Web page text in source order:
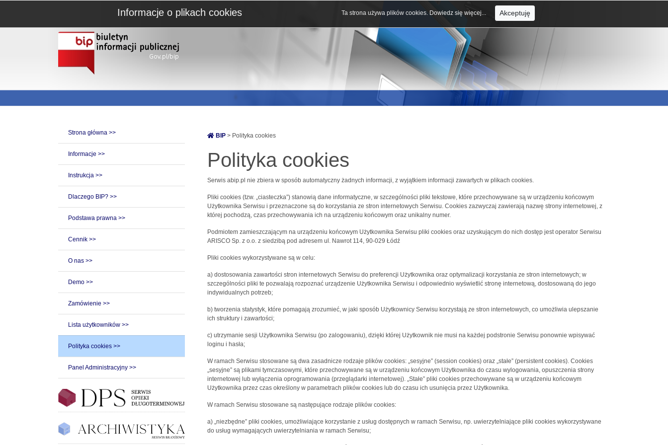
Strona główna >>
Informacje >>
Instrukcja >>
Dlaczego BIP? >>
Podstawa prawna >>
Cennik >>
O nas >>
Demo >>
Zamówienie >>
Lista użytkowników >>
Polityka cookies >>
Panel Administracyjny >>
BIP > Polityka cookies
Polityka cookies
Serwis abip.pl nie zbiera w sposób automatyczny żadnych informacji, z wyjątkiem informacji zawartych w plikach cookies.
Pliki cookies (tzw. „ciasteczka”) stanowią dane informatyczne, w szczególności pliki tekstowe, które przechowywane są w urządzeniu końcowym
Użytkownika Serwisu i przeznaczone są do korzystania ze stron internetowych Serwisu. Cookies zazwyczaj zawierają nazwę strony internetowej, z
której pochodzą, czas przechowywania ich na urządzeniu końcowym oraz unikalny numer.
Podmiotem zamieszczającym na urządzeniu końcowym Użytkownika Serwisu pliki cookies oraz uzyskującym do nich dostęp jest operator Serwisu
ARISCO Sp. z o.o. z siedzibą pod adresem ul. Nawrot 114, 90-029 Łódź
Pliki cookies wykorzystywane są w celu:
a) dostosowania zawartości stron internetowych Serwisu do preferencji Użytkownika oraz optymalizacji korzystania ze stron internetowych; w
szczególności pliki te pozwalają rozpoznać urządzenie Użytkownika Serwisu i odpowiednio wyświetlić stronę internetową, dostosowaną do jego
indywidualnych potrzeb;
b) tworzenia statystyk, które pomagają zrozumieć, w jaki sposób Użytkownicy Serwisu korzystają ze stron internetowych, co umożliwia ulepszanie
ich struktury i zawartości;
c) utrzymanie sesji Użytkownika Serwisu (po zalogowaniu), dzięki której Użytkownik nie musi na każdej podstronie Serwisu ponownie wpisywać
loginu i hasła;
W ramach Serwisu stosowane są dwa zasadnicze rodzaje plików cookies: „sesyjne” (session cookies) oraz „stałe” (persistent cookies). Cookies
„sesyjne” są plikami tymczasowymi, które przechowywane są w urządzeniu końcowym Użytkownika do czasu wylogowania, opuszczenia strony
internetowej lub wyłączenia oprogramowania (przeglądarki internetowej). „Stałe” pliki cookies przechowywane są w urządzeniu końcowym
Użytkownika przez czas określony w parametrach plików cookies lub do czasu ich usunięcia przez Użytkownika.
W ramach Serwisu stosowane są następujące rodzaje plików cookies:
a) „niezbędne” pliki cookies, umożliwiające korzystanie z usług dostępnych w ramach Serwisu, np. uwierzytelniające pliki cookies wykorzystywane
do usług wymagających uwierzytelniania w ramach Serwisu;
Informacje o plikach cookies Ta strona używa plików cookies. Dowiedz się więcej... Akceptuję